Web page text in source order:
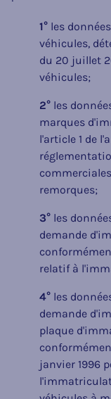
1° les
véhicules,
du 20 juillet
véhicules;
2° les
marques
l'article 1 de
remorques;
3° les
demande
relatif à
4° les
demande
plaque
janvier 1996